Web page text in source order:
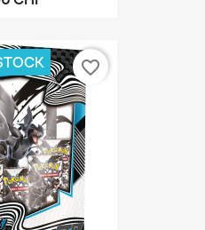
favorite_border